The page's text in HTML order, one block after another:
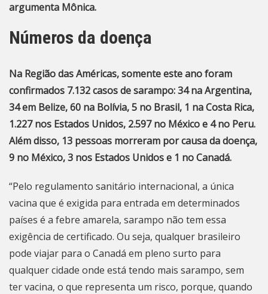
argumenta Mônica.
Números da doença
Na Região das Américas, somente este ano foram
confirmados 7.132 casos de sarampo: 34 na Argentina,
34 em Belize, 60 na Bolívia, 5 no Brasil, 1 na Costa Rica,
1.227 nos Estados Unidos, 2.597 no México e 4 no Peru.
Além disso, 13 pessoas morreram por causa da doença,
9 no México, 3 nos Estados Unidos e 1 no Canadá.
“Pelo regulamento sanitário internacional, a única
vacina que é exigida para entrada em determinados
países é a febre amarela, sarampo não tem essa
exigência de certificado. Ou seja, qualquer brasileiro
pode viajar para o Canadá em pleno surto para
qualquer cidade onde está tendo mais sarampo, sem
ter vacina, o que representa um risco, porque, quando